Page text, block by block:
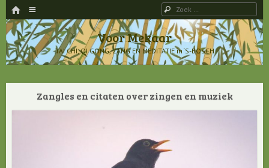
HOME
SPRING NAAR INHOUD
Zoeken
Voor Mekaar
TAI CHI, QI GONG, ZANG EN MEDITATIE in ‘S-BOSCH
Zangles en citaten over zingen en muziek